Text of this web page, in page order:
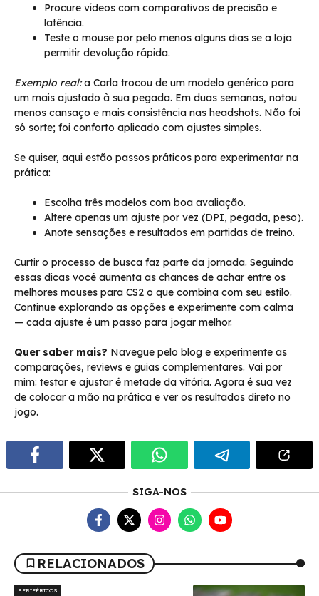
Procure vídeos com comparativos de precisão e
latência.
Teste o mouse por pelo menos alguns dias se a loja
permitir devolução rápida.
Exemplo real:a Carla trocou de um modelo genérico para
um mais ajustado à sua pegada. Em duas semanas, notou
menos cansaço e mais consistência nas headshots. Não foi
só sorte; foi conforto aplicado com ajustes simples.
Se quiser, aqui estão passos práticos para experimentar na
prática:
Escolha três modelos com boa avaliação.
Altere apenas um ajuste por vez (DPI, pegada, peso).
Anote sensações e resultados em partidas de treino.
Curtir o processo de busca faz parte da jornada. Seguindo
essas dicas você aumenta as chances de achar entre os
melhores mouses para CS2 o que combina com seu estilo.
Continue explorando as opções e experimente com calma
— cada ajuste é um passo para jogar melhor.
Quer saber mais? Navegue pelo blog e experimente as
comparações, reviews e guias complementares. Vai por
mim: testar e ajustar é metade da vitória. Agora é sua vez
de colocar a mão na prática e ver os resultados direto no
jogo.
SIGA-NOS
RELACIONADOS
PERIFÉRICOS